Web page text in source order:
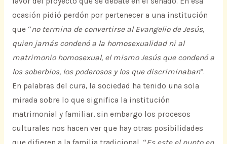
ocasión pidió perdón por pertenecer a una institución
que “no termina de convertirse al Evangelio de Jesús,
quien jamás condenó a la homosexualidad ni al
matrimonio homosexual, el mismo Jesús que condenó a
los soberbios, los poderosos y los que discriminaban”.
En palabras del cura, la sociedad ha tenido una sola
mirada sobre lo que significa la institución
matrimonial y familiar, sin embargo los procesos
culturales nos hacen ver que hay otras posibilidades